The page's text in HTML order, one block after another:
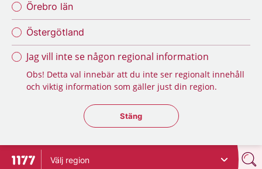
Örebro län
Östergötland
Jag vill inte se någon regional information
Obs! Detta val innebär att du inte ser regionalt innehåll
och viktig information som gäller just din region.
Stäng regionsväljaren
Stäng
Till startsidan för 1177
Välj region